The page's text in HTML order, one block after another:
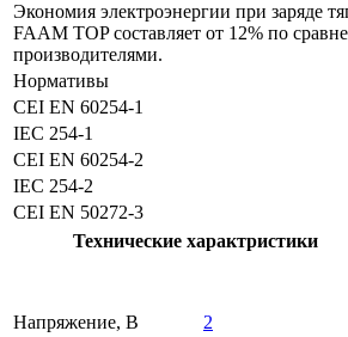
Экономия электроэнергии при заряде
FAAM TOP составляет от 12% по
производителями.
Нормативы
CEI EN 60254-1
IEC 254-1
CEI EN 60254-2
IEC 254-2
CEI EN 50272-3
Технические характристики
Напряжение, В
2